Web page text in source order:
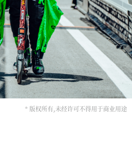
* 版权所有,未经许可不得用于商业用途